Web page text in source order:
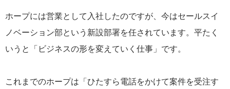
ホープには営業として入社したのですが、今はセールスイ
ノベーション部という新設部署を任されています。平たく
いうと「ビジネスの形を変えていく仕事」です。
これまでのホープは「ひたすら電話をかけて案件を受注す